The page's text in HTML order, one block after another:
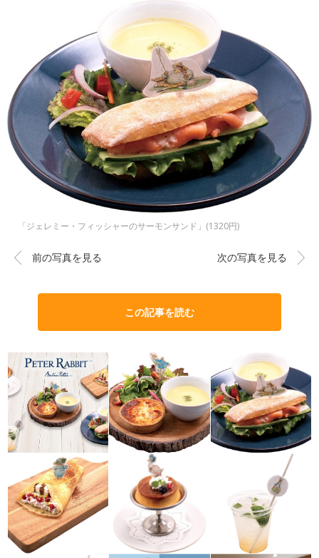
「ジェレミー・フィッシャーのサーモンサンド」(1320円)
前の写真を見る 次の写真を見る
この記事を読む